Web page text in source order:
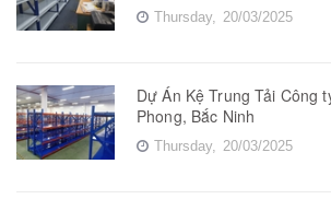
Thursday, 20/03/2025
Dự Án Kệ Trung Tải Công
Phong, Bắc Ninh
Thursday, 20/03/2025